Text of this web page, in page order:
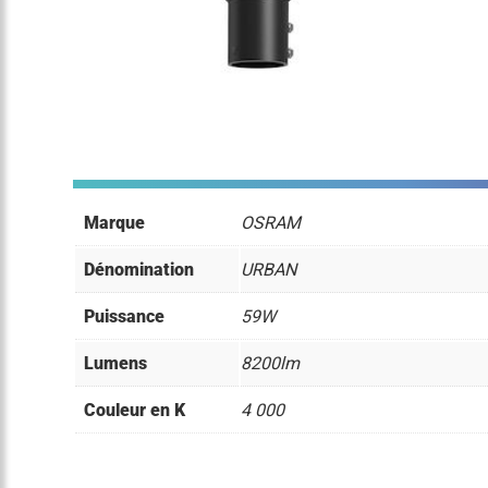
Marque OSRAM
Dénomination URBAN
Puissance 59W
Lumens 8200lm
Couleur en K 4 000